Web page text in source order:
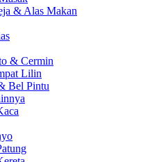
& Alas Makan
& Cermin
Lilin
Bel Pintu